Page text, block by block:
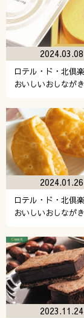
ロテル・ド・北倶
おいしいおしながき
ロテル・ド・北倶
おいしいおしながき